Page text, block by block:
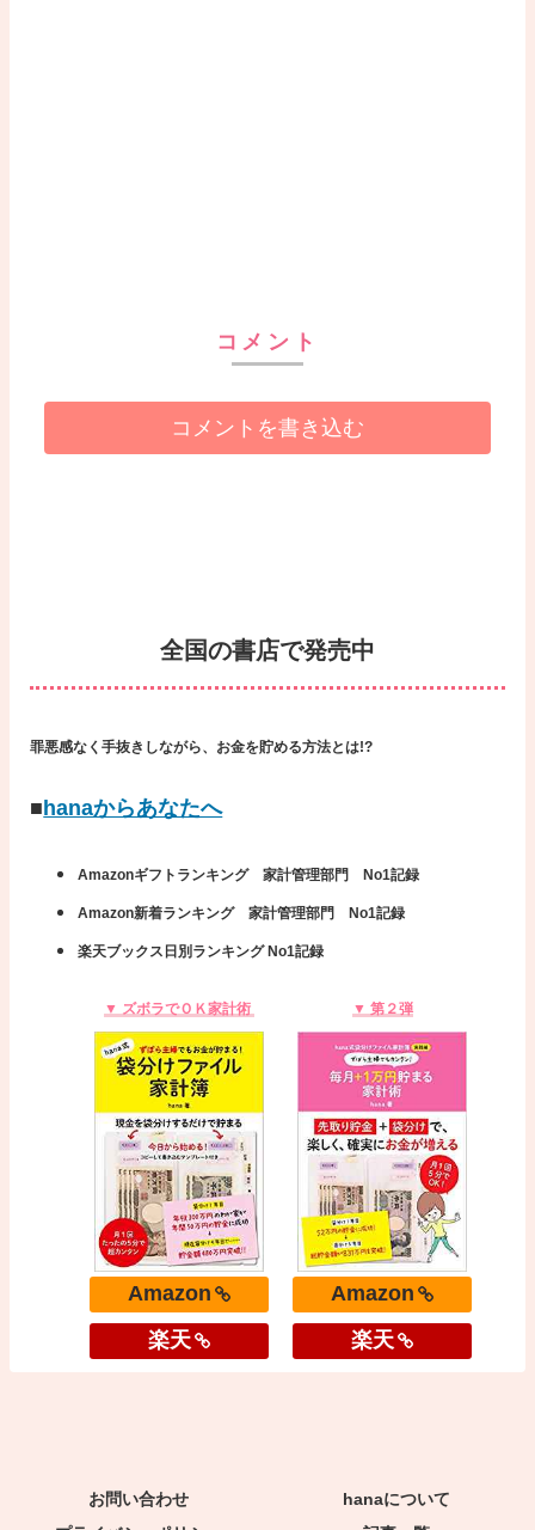
コメント
コメントを書き込む
全国の書店で発売中
罪悪感なく手抜きしながら、お金を貯める方法とは!?
■ hanaからあなたへ
Amazonギフトランキング 家計管理部門 No1記録
Amazon新着ランキング 家計管理部門 No1記録
楽天ブックス日別ランキング No1記録
▼ ズボラでＯＫ家計術
Amazon
楽天
▼ 第２弾
Amazon
楽天
お問い合わせ
hanaについて